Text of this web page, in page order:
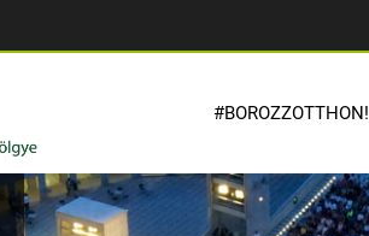
#BOROZZOTTHON!